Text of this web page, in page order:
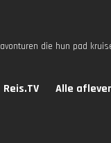
die hun pad
Reis.TV Alle